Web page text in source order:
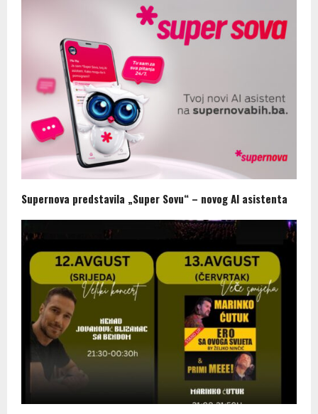
Supernova predstavila „Super Sovu“ – novog AI asistenta